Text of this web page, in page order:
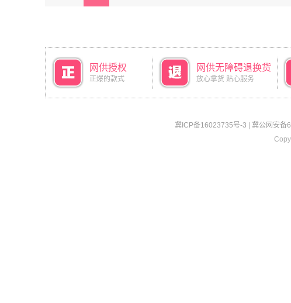
网供授权
正爆的款式
网供无障碍退换货
放心拿货 贴心服务
冀ICP备16023735号-3
冀公网安备